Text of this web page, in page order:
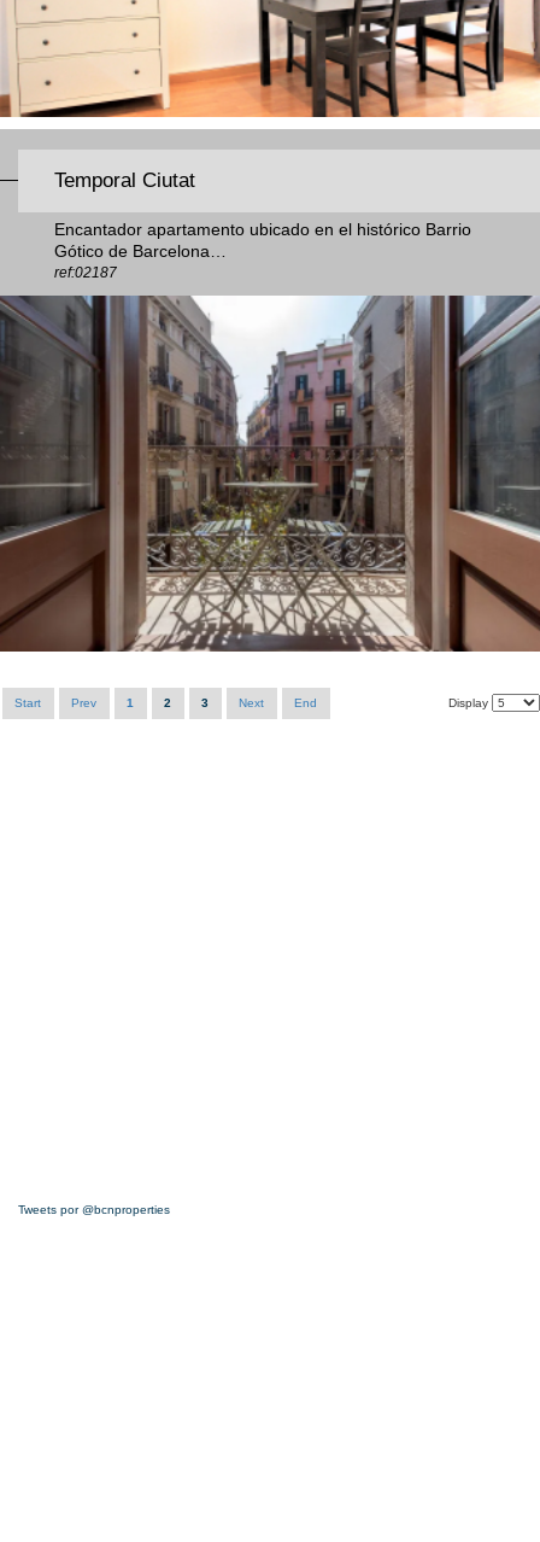
Temporal Ciutat
Encantador apartamento ubicado en el histórico Barrio
Gótico de Barcelona…
ref:02187
Start Prev 1 2 3 Next End Display
Tweets por @bcnproperties